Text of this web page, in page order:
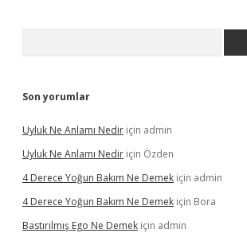
Son yorumlar
Uyluk Ne Anlamı Nedir için admin
Uyluk Ne Anlamı Nedir için Özden
4 Derece Yoğun Bakım Ne Demek için admin
4 Derece Yoğun Bakım Ne Demek için Bora
Bastırılmış Ego Ne Demek için admin